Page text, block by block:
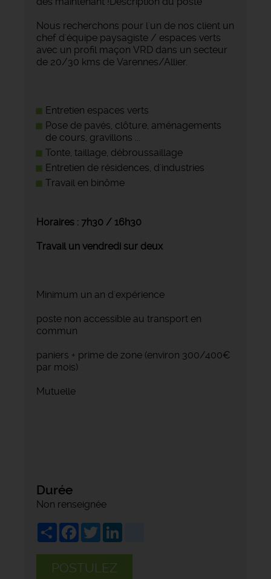
Nous recherchons pour l'un de nos client un
chef d'équipe paysagiste / espaces verts
avec un profil maçon VRD dans un secteur
de 20/30 kms de Varennes/Allier.
Entretien espaces verts
Pose de pavés, clôture, aménagements
de cours, gravillons ...
Tonte, taillage, débroussaillage
Entretien de résidences, d'industries
Travail en binôme
Horaires : 7h30 / 16h30
Travail un vendredi sur deux
Minimum un an d'expérience
poste non accessible au transport en
commun
paniers + prime de zone (environ 300/400€
par mois)
Mutuelle
Durée
Non renseignée
ShareFacebook
Twitter
POSTULEZ